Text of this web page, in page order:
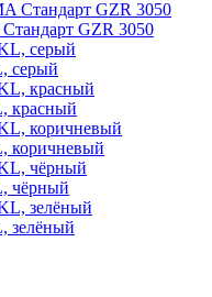
GZR 3050
серый
красный
коричневый
чёрный
зелёный